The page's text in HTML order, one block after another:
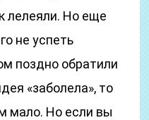
лелеяли. Но еще
не успеть
поздно обратили
«заболела», то
мало. Но если вы